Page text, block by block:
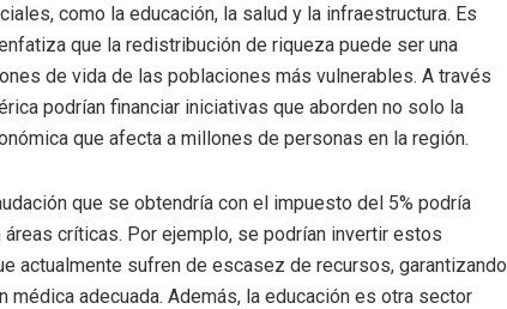
como la educación, la salud y la infraestructura. Es
que la redistribución de riqueza puede ser una
de vida de las poblaciones más vulnerables. A través
podrían financiar iniciativas que aborden no solo la
que afecta a millones de personas en la región.
que se obtendría con el impuesto del 5% podría
críticas. Por ejemplo, se podrían invertir estos
actualmente sufren de escasez de recursos, garantizando
adecuada. Además, la educación es otra sector